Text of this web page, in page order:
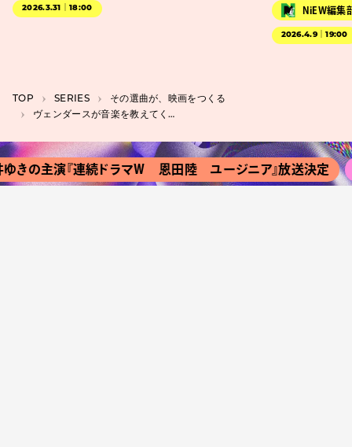
2026.3.31｜18:00 NiEW編集
2026.4.9｜19:00
TOP SERIES
その選曲が、映画をつくる
ヴェンダースが音楽を教えてくれた。最新作『PERFECT DAYS』もその選曲は健在
演『連続ドラマＷ 恩田陸 ユージニア』放送決定 『Ｔシ